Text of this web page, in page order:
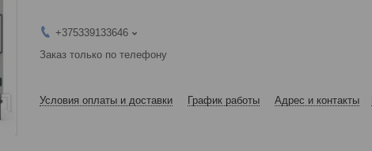
+375339133646
Заказ только по телефону
Условия оплаты и доставки График работы Адрес и контакты